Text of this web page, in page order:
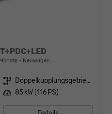
Neuwagen
Getriebe
Doppelkupplungsgetriebe (DSG)
Leistung 85 kW (116 PS)